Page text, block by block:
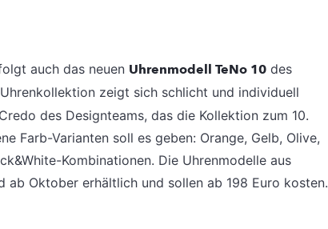
auch das neuen Uhrenmodell TeNo 10 des
zeigt sich schlicht und individuell
des Designteams, das die Kollektion zum 10.
Farb-Varianten soll es geben: Orange, Gelb, Olive,
Kombinationen. Die Uhrenmodelle aus
ab Oktober erhältlich und sollen ab 198 Euro kosten.